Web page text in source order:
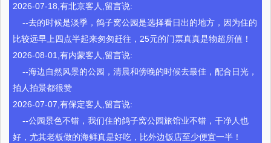
2026-07-18,有北京客人,留言说:
--去的时候是淡季，鸽子窝公园是选择看日出的地方，因为住的
比较远早上四点半起来匆匆赶往，25元的门票真真是物超所值！
2026-08-01,有内蒙客人,留言说:
--海边自然风景的公园，清晨和傍晚的时候去最佳，配合日光，
拍人拍景都很赞
2026-07-07,有保定客人,留言说:
--公园景色不错，我们住的鸽子窝公园旅馆业不错，干净人也
好，尤其老板做的海鲜真是好吃，比外边饭店至少便宜一半！